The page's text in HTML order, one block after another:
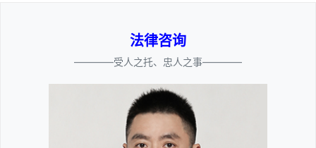
法律咨询
————受人之托、忠人之事————